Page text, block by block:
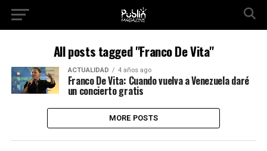
All posts tagged "Franco De Vita"
ACTUALIDAD 4 años ago
Franco De Vita: Cuando vuelva a Venezuela daré
un concierto gratis
MORE POSTS